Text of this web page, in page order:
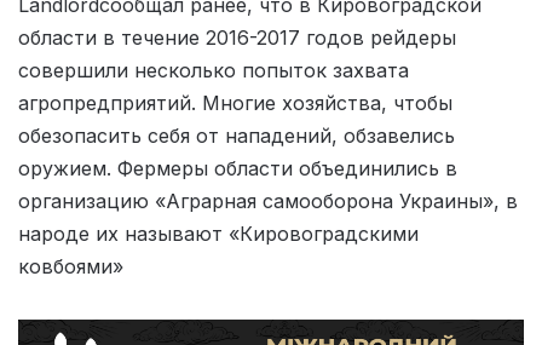
Landlordсообщал ранее, что в Кировоградской
области в течение 2016-2017 годов рейдеры
совершили несколько попыток захвата
агропредприятий. Многие хозяйства, чтобы
обезопасить себя от нападений, обзавелись
оружием. Фермеры области объединились в
организацию «Аграрная самооборона Украины», в
народе их называют «Кировоградскими
ковбоями»